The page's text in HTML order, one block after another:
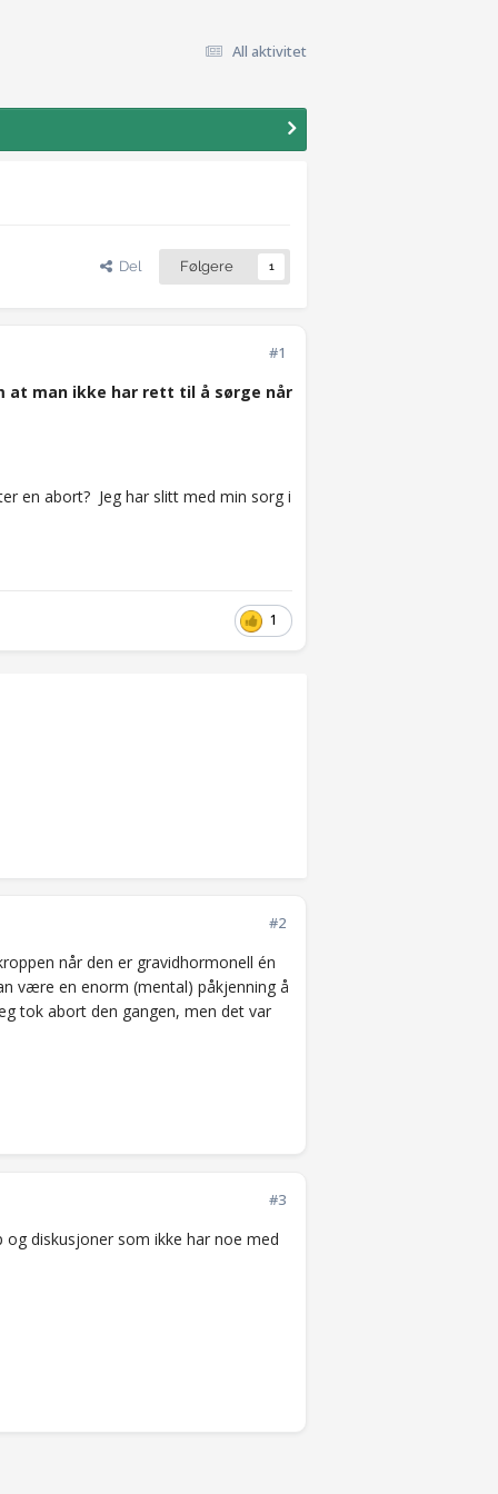
All aktivitet
Del Følgere 1
#1
at man ikke har rett til å sørge når
en abort? Jeg har slitt med min sorg i
1
#2
når den er gravidhormonell én
være en enorm (mental) påkjenning å
tok abort den gangen, men det var
#3
og diskusjoner som ikke har noe med